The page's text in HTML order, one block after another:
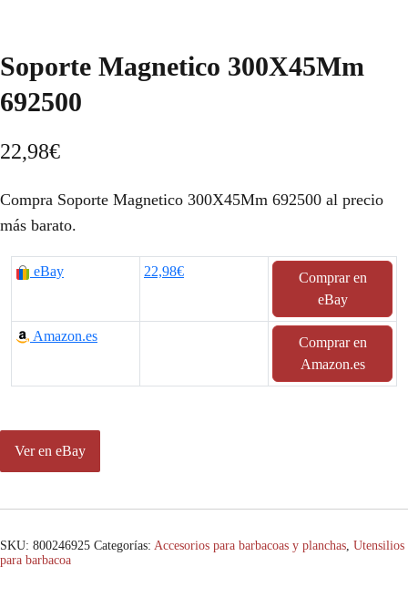
Soporte Magnetico 300X45Mm
692500
22,98€
Compra Soporte Magnetico 300X45Mm 692500 al precio
más barato.
eBay 22,98€
Comprar en
eBay
Amazon.es
Comprar en
Amazon.es
Ver en eBay
SKU: 800246925 Categorías: Accesorios para barbacoas y planchas, Utensilios
para barbacoa